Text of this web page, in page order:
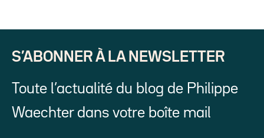
S’ABONNER À LA NEWSLETTER
Toute l’actualité du blog de Philippe
Waechter dans votre boîte mail